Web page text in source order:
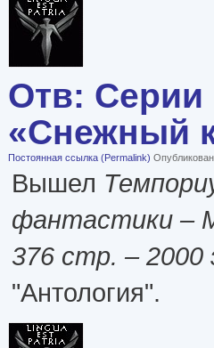
Отв: Серии
«Снежный
Постоянная ссылка (Permalink)
Вышел
фантастики –
376 стр. – 2000
"Антология".